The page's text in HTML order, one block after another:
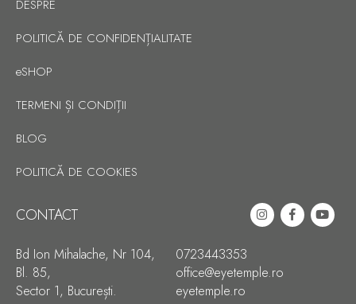
DESPRE
POLITICĂ DE CONFIDENȚIALITATE
SHOP
TERMENI ȘI CONDIȚII
BLOG
POLITICĂ DE COOKIES
CONTACT
Bd Ion Mihalache, Nr 104,
Bl. 85,
Sector 1, București.
0723443353
office@eyetemple.ro
eyetemple.ro